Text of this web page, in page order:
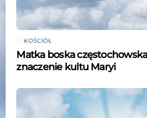
KOŚCIÓŁ
Matka boska
znaczenie kultu Maryi